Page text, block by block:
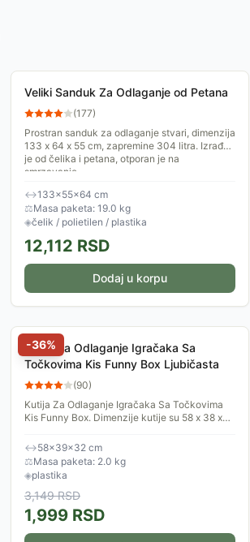
Veliki Sanduk Za Odlaganje od Petana
(177)
Prostran sanduk za odlaganje stvari, dimenzija
133 x 64 x 55 cm, zapremine 304 litra. Izrađen
je od čelika i petana, otporan je na
smrzavanje....
↔133×55×64 cm
⚖Masa paketa: 19.0 kg
◈čelik / polietilen / plastika
12,112 RSD
Dodaj u korpu
-36%
Kutija Za Odlaganje Igračaka Sa
Točkovima Kis Funny Box Ljubičasta
(90)
Kutija Za Odlaganje Igračaka Sa Točkovima
Kis Funny Box. Dimenzije kutije su 58 x 38 x
mogu...
↔58×39×32 cm
⚖Masa paketa: 2.0 kg
◈plastika
3,149RSD
1,999 RSD